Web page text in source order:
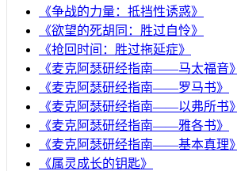
《争战的力量：抵挡性诱惑》
《欲望的死胡同：胜过自怜》
《抢回时间：胜过拖延症》
《麦克阿瑟研经指南——马太福音》
《麦克阿瑟研经指南——罗马书》
《麦克阿瑟研经指南——以弗所书》
《麦克阿瑟研经指南——雅各书》
《麦克阿瑟研经指南——基本真理》
《属灵成长的钥匙》